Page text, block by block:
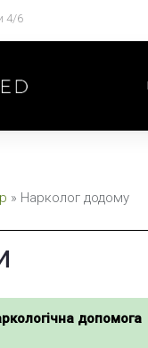
4/6
» Нарколог додому
допомога